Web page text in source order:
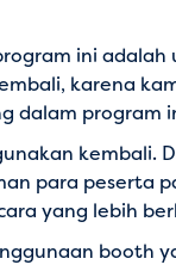
ini
karena
dalam program
kembali.
para peserta
yang lebih
booth